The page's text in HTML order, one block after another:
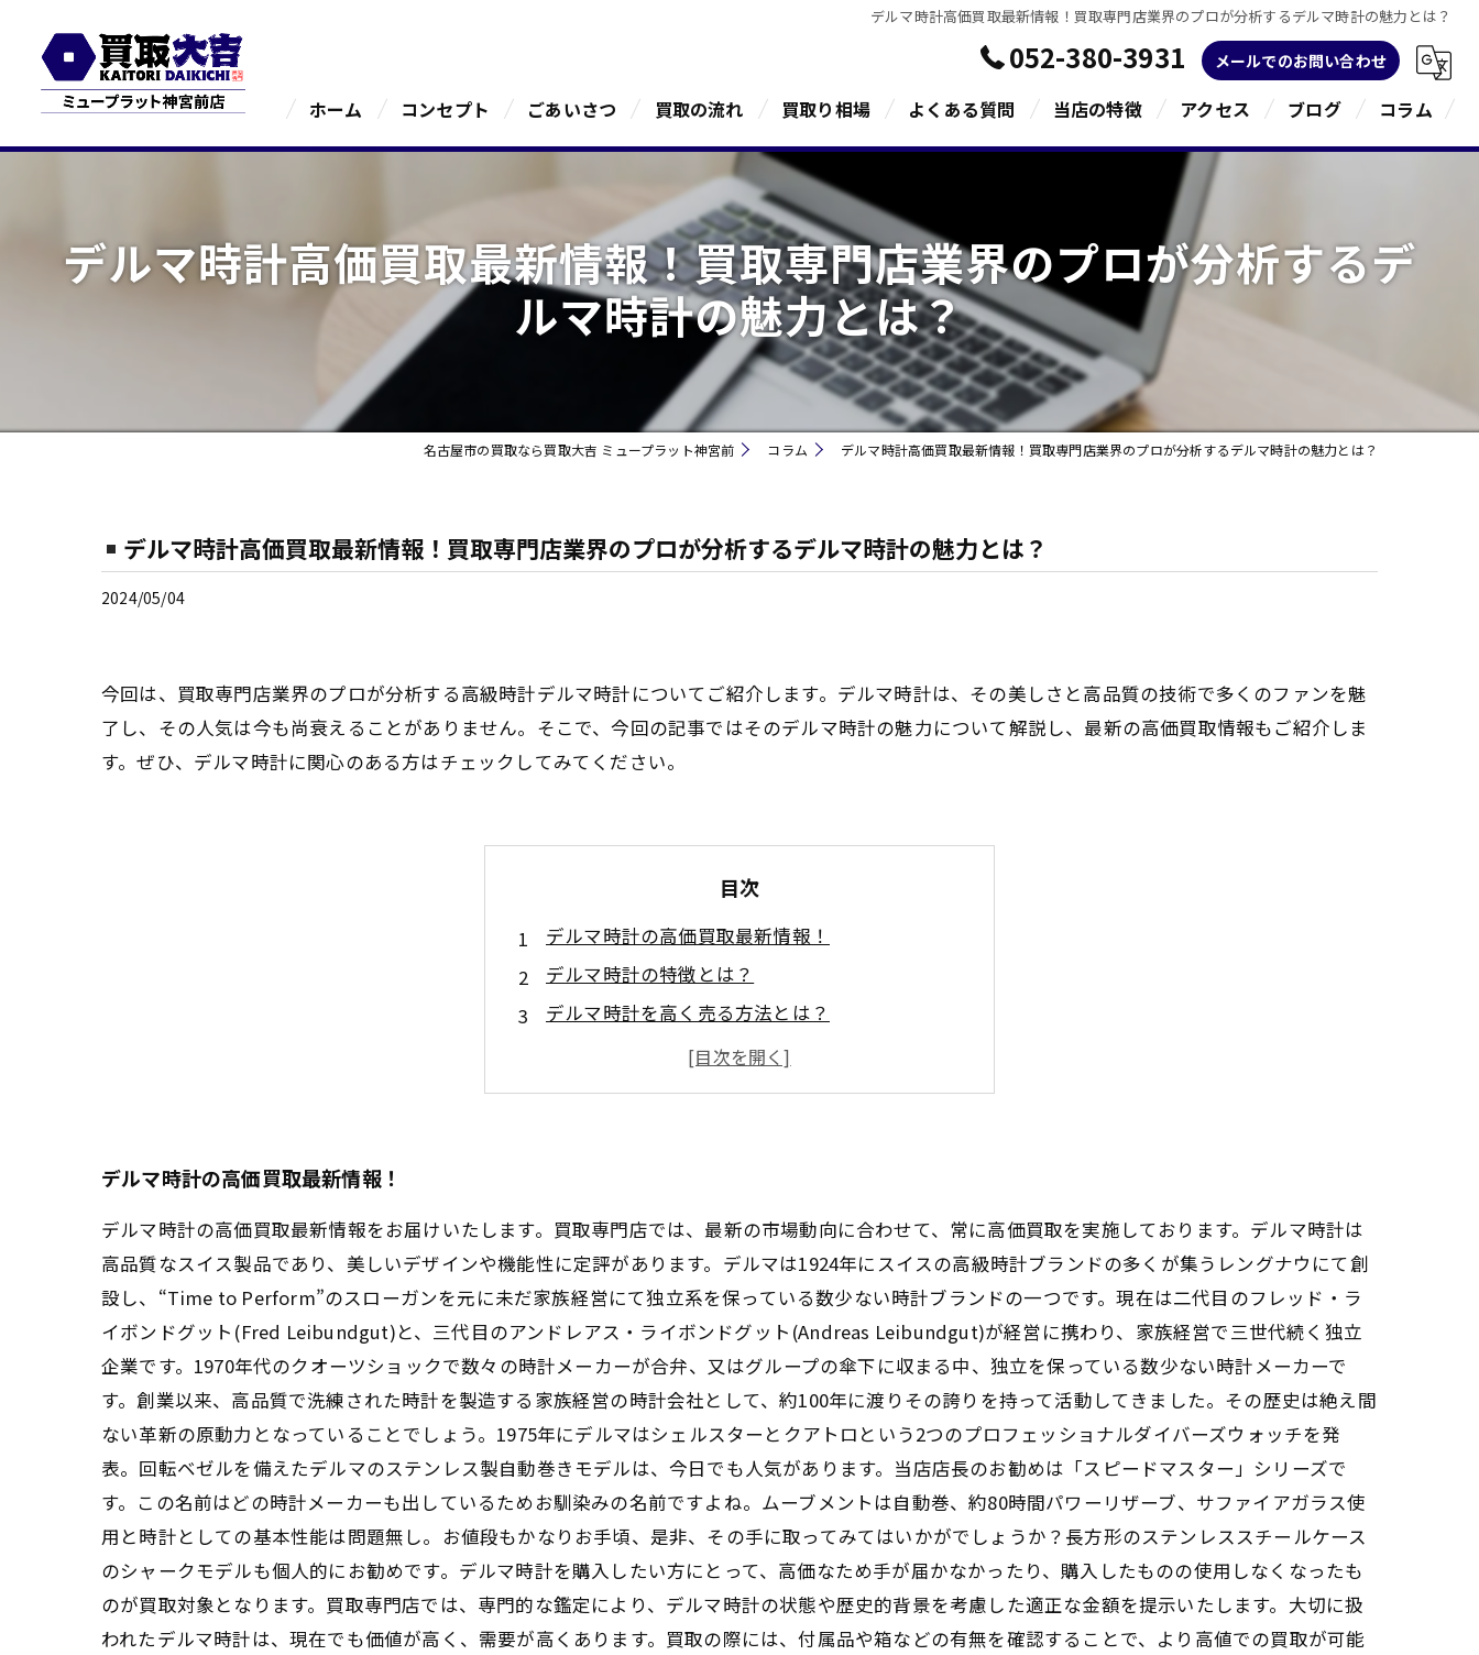
デルマ時計高価買取最新情報！買取専門店業界のプロが分析するデルマ時計の魅力とは？
052-380-3931 メールでのお問い合わせ
ホーム コンセプト ごあいさつ 買取の流れ 買取り相場 よくある質問 当店の特徴
ブランド
宝石
貴金属
指輪
アクセス ブログ コラム
デルマ時計高価買取最新情報！買取専門店業界のプロが分析するデ
ルマ時計の魅力とは？
名古屋市の買取なら買取大吉 ミュープラット神宮前 コラム デルマ時計高価買取最新情報！買取専門店業界のプロが分析するデルマ時計の魅力とは？
デルマ時計高価買取最新情報！買取専門店業界のプロが分析するデルマ時計の魅力とは？
2024/05/04
今回は、買取専門店業界のプロが分析する高級時計デルマ時計についてご紹介します。デルマ時計は、その美しさと高品質の技術で多くのファンを魅
了し、その人気は今も尚衰えることがありません。そこで、今回の記事ではそのデルマ時計の魅力について解説し、最新の高価買取情報もご紹介しま
す。ぜひ、デルマ時計に関心のある方はチェックしてみてください。
目次
デルマ時計の高価買取最新情報！
デルマ時計の特徴とは？
デルマ時計を高く売る方法とは？
デルマ時計の注目モデルとは？
デルマ時計を手放す前に知っておきたいこと
デルマ時計の高価買取最新情報！
デルマ時計の高価買取最新情報をお届けいたします。買取専門店では、最新の市場動向に合わせて、常に高価買取を実施しております。デルマ時計は
高品質なスイス製品であり、美しいデザインや機能性に定評があります。デルマは1924年にスイスの高級時計ブランドの多くが集うレングナウにて創
設し、“Time to Perform”のスローガンを元に未だ家族経営にて独立系を保っている数少ない時計ブランドの一つです。現在は二代目のフレッド・ラ
イボンドグット(Fred Leibundgut)と、三代目のアンドレアス・ライボンドグット(Andreas Leibundgut)が経営に携わり、家族経営で三世代続く独立
企業です。1970年代のクオーツショックで数々の時計メーカーが合弁、又はグループの傘下に収まる中、独立を保っている数少ない時計メーカーで
す。創業以来、高品質で洗練された時計を製造する家族経営の時計会社として、約100年に渡りその誇りを持って活動してきました。その歴史は絶え間
ない革新の原動力となっていることでしょう。1975年にデルマはシェルスターとクアトロという2つのプロフェッショナルダイバーズウォッチを発
表。回転ベゼルを備えたデルマのステンレス製自動巻きモデルは、今日でも人気があります。当店店長のお勧めは「スピードマスター」シリーズで
す。この名前はどの時計メーカーも出しているためお馴染みの名前ですよね。ムーブメントは自動巻、約80時間パワーリザーブ、サファイアガラス使
用と時計としての基本性能は問題無し。お値段もかなりお手頃、是非、その手に取ってみてはいかがでしょうか？長方形のステンレススチールケース
のシャークモデルも個人的にお勧めです。デルマ時計を購入したい方にとって、高価なため手が届かなかったり、購入したものの使用しなくなったも
のが買取対象となります。買取専門店では、専門的な鑑定により、デルマ時計の状態や歴史的背景を考慮した適正な金額を提示いたします。大切に扱
われたデルマ時計は、現在でも価値が高く、需要が高くあります。買取の際には、付属品や箱などの有無を確認することで、より高値での買取が可能